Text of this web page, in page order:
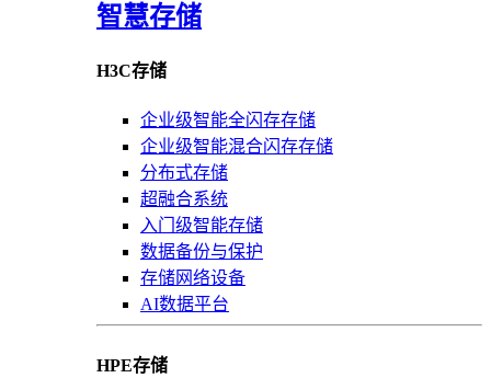
智慧存储
H3C存储
企业级智能全闪存存储
企业级智能混合闪存存储
分布式存储
超融合系统
入门级智能存储
数据备份与保护
存储网络设备
AI数据平台
HPE存储